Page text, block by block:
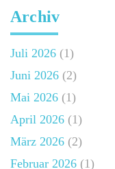
Archiv
Juli 2026 (1)
Juni 2026 (2)
Mai 2026 (1)
April 2026 (1)
März 2026 (2)
Februar 2026 (1)